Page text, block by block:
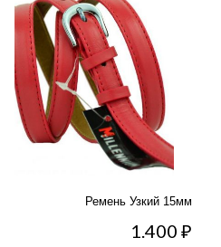
Ремень Узкий 15мм
1.400₽